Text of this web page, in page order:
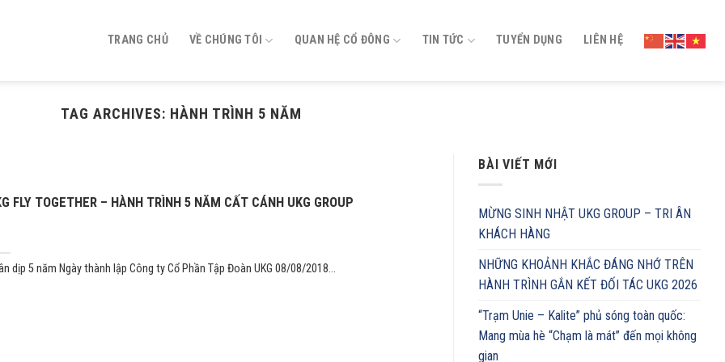
TRANG CHỦ VỀ CHÚNG TÔI QUAN HỆ CỔ ĐÔNG TIN TỨC TUYỂN DỤNG LIÊN HỆ
TAG ARCHIVES: HÀNH TRÌNH 5 NĂM
FLY TOGETHER – HÀNH TRÌNH 5 NĂM CẤT CÁNH UKG GROUP
dịp 5 năm Ngày thành lập Công ty Cổ Phần Tập Đoàn UKG 08/08/2018...
BÀI VIẾT MỚI
MỪNG SINH NHẬT UKG GROUP – TRI ÂN
KHÁCH HÀNG
NHỮNG KHOẢNH KHẮC ĐÁNG NHỚ TRÊN
HÀNH TRÌNH GẮN KẾT ĐỐI TÁC UKG 2026
“Trạm Unie – Kalite” phủ sóng toàn quốc:
Mang mùa hè “Chạm là mát” đến mọi không
gian